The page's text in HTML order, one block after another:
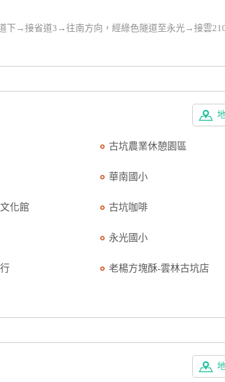
下→接省道3→往南方向，經綠色隧道至永光→接雲
古坑農業休憩園區
華南國小
化館 古坑咖啡
永光國小
老楊方塊酥-雲林古坑店